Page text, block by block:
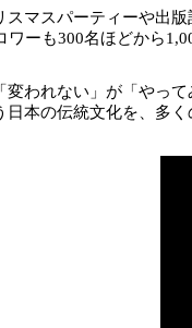
マスパーティーや出
ワーも300名ほどから
われない」が「やっ
日本の伝統文化を、多